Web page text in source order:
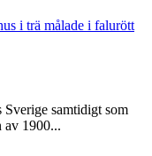
Sverige samtidigt som
av 1900...